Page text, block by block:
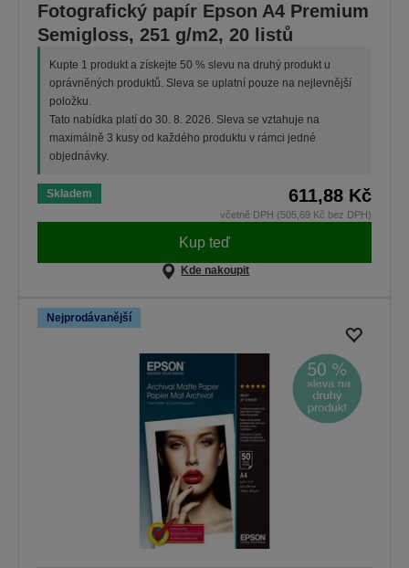
Fotografický papír Epson A4 Premium
Semigloss, 251 g/m2, 20 listů
Kupte 1 produkt a získejte 50 % slevu na druhý produkt u
oprávněných produktů. Sleva se uplatní pouze na nejlevnější
položku.
Tato nabídka platí do 30. 8. 2026. Sleva se vztahuje na
maximálně 3 kusy od každého produktu v rámci jedné
objednávky.
Skladem 611,88 Kč
včetně DPH (505,69 Kč bez DPH)
Kup teď
Kde nakoupit
Nejprodávanější